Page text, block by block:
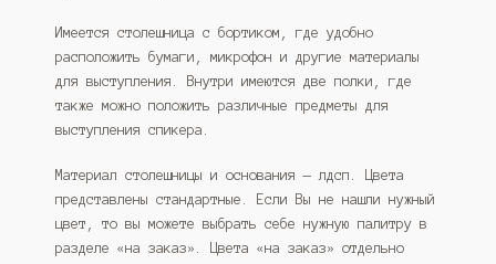
Имеется столешница с бортиком, где удобно
расположить бумаги, микрофон и другие материалы
для выступления. Внутри имеются две полки, где
также можно положить различные предметы для
выступления спикера.
Материал столешницы и основания — лдсп. Цвета
представлены стандартные. Если Вы не нашли нужный
цвет, то вы можете выбрать себе нужную палитру в
разделе «на заказ». Цвета «на заказ» отдельно